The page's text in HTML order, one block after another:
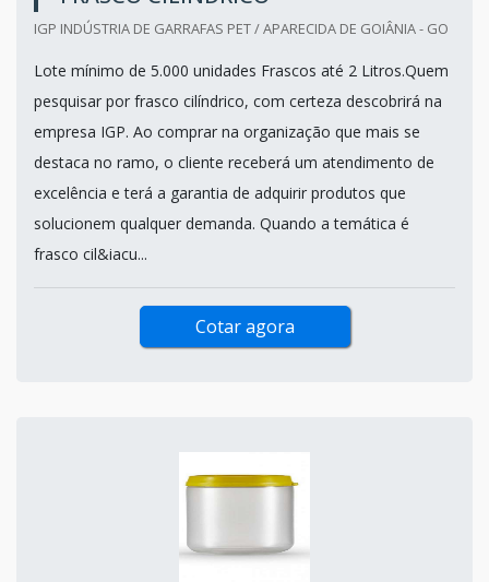
IGP INDÚSTRIA DE GARRAFAS PET / APARECIDA DE GOIÂNIA - GO
Lote mínimo de 5.000 unidades Frascos até 2 Litros.Quem
pesquisar por frasco cilíndrico, com certeza descobrirá na
empresa IGP. Ao comprar na organização que mais se
destaca no ramo, o cliente receberá um atendimento de
excelência e terá a garantia de adquirir produtos que
solucionem qualquer demanda. Quando a temática é
frasco cil&iacu...
Cotar agora